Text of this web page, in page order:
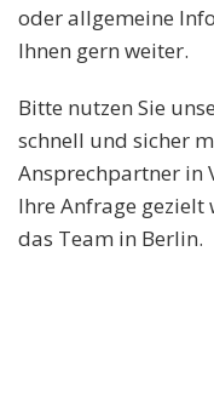
oder allgemeine
Ihnen gern weiter.
Bitte nutzen Sie
schnell und sicher
Ansprechpartner in
Ihre Anfrage
das Team in Berlin.